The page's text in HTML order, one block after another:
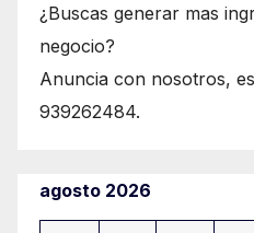
¿Buscas generar mas
negocio?
Anuncia con nosotros,
939262484.
agosto 2026